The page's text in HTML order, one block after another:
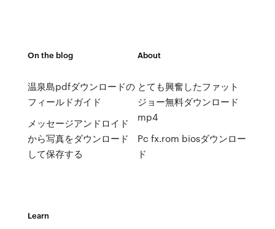
On the blog
温泉島pdfダウンロードの
フィールドガイド
メッセージアンドロイド
から写真をダウンロード
して保存する
About
とても興奮したファット
ジョー無料ダウンロード
mp4
Pc fx.rom biosダウンロー
ド
Learn